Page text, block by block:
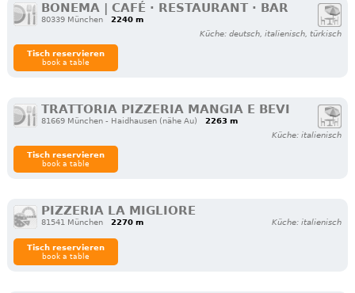
BONEMA | CAFÉ · RESTAURANT · BAR
80339 München
2240 m
Küche: deutsch, italienisch, türkisch
Tisch reservieren
book a table
TRATTORIA PIZZERIA MANGIA E BEVI
81669 München - Haidhausen (nähe Au)
2263 m
Küche: italienisch
Tisch reservieren
book a table
PIZZERIA LA MIGLIORE
81541 München 2270 m Küche: italienisch
Tisch reservieren
book a table